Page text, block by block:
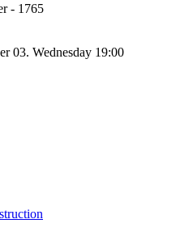
- 1765
03. Wednesday 19:00